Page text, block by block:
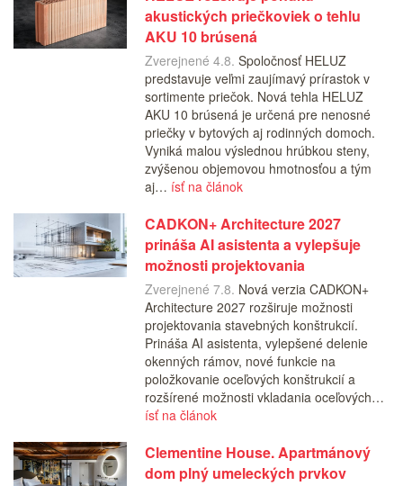
akustických priečkoviek o tehlu
AKU 10 brúsená
Zverejnené 4.8. Spoločnosť HELUZ
predstavuje veľmi zaujímavý prírastok v
sortimente priečok. Nová tehla HELUZ
AKU 10 brúsená je určená pre nenosné
priečky v bytových aj rodinných domoch.
Vyniká malou výslednou hrúbkou steny,
zvýšenou objemovou hmotnosťou a tým
aj… ísť na článok
CADKON+ Architecture 2027
prináša AI asistenta a vylepšuje
možnosti projektovania
Zverejnené 7.8. Nová verzia CADKON+
Architecture 2027 rozširuje možnosti
projektovania stavebných konštrukcií.
Prináša AI asistenta, vylepšené delenie
okenných rámov, nové funkcie na
položkovanie oceľových konštrukcií a
rozšírené možnosti vkladania oceľových…
ísť na článok
Clementine House. Apartmánový
dom plný umeleckých prvkov